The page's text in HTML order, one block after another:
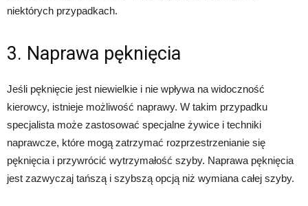
niektórych przypadkach.
3. Naprawa pęknięcia
Jeśli pęknięcie jest niewielkie i nie wpływa na widoczność
kierowcy, istnieje możliwość naprawy. W takim przypadku
specjalista może zastosować specjalne żywice i techniki
naprawcze, które mogą zatrzymać rozprzestrzenianie się
pęknięcia i przywrócić wytrzymałość szyby. Naprawa pęknięcia
jest zazwyczaj tańszą i szybszą opcją niż wymiana całej szyby.